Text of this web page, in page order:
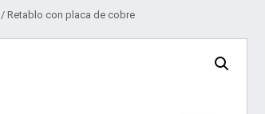
/ Retablo con placa de cobre